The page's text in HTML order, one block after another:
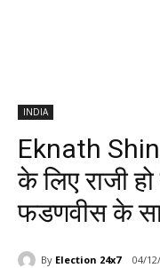
INDIA
Eknath
के लिए राजी
फडणवीस के
By Election 24x7 04/